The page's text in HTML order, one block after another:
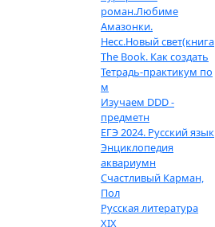
роман.Любиме
Амазонки.
Несс.Новый свет(книга
The Book. Как создать
Тетрадь-практикум по
м
Изучаем DDD -
предметн
ЕГЭ 2024. Русский язык
Энциклопедия
аквариумн
Счастливый Карман,
Пол
Русская литература
XIX